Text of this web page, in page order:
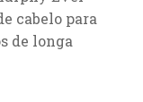
cabelo para
de longa